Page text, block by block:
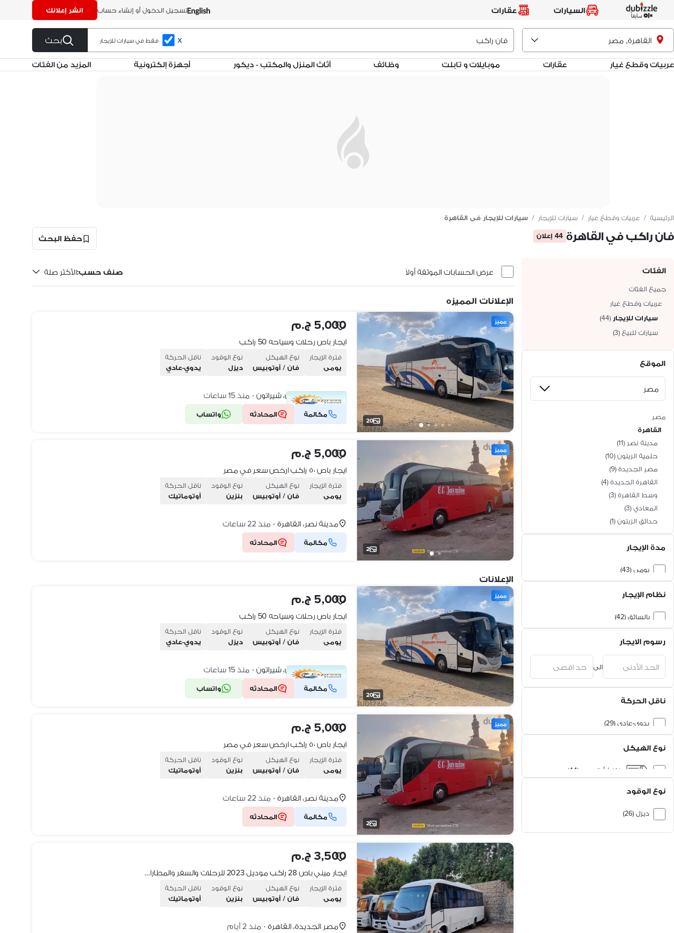
السيارات عقارات تسجيل الدخول أو إنشاء حساب انشر إعلانك
القاهرة, مَصر X فقط في سيارات للإيجار بحث
عربيات وقطع غيار عقارات موبايلات و تابلت وظائف أثاث المنزل والمكتب - ديكور أجهزة إلكترونية المزيد من الفئات
الرئيسية / عربيات وقطع غيار / سيارات للإيجار / سيارات للإيجار فى القاهرة
فان راكب في القاهرة 44 إعلان حفظ البحث
الفئات
جميع الفئات
عربيات وقطع غيار
سيارات للإيجار (
44
)
سيارات للبيع (
3
)
الموقع
مَصر
القاهرة
مدينة نصر (
11
)
حلمية الزيتون (
10
)
مصر الجديدة (
9
)
القاهرة الجديدة (
4
)
وسط القاهرة (
3
)
المعادي (
3
)
حدائق الزيتون (
1
)
الزاوية الحمراء (
1
)
شيراتون (
1
)
مدة الإيجار
يومى (43)
نظام الإيجار
بالسائق (42)
رسوم الايجار
الى
ناقل الحركة
يدوي-عادي (29)
نوع الهيكل
فان / أوتوبيس (44)
نوع الوقود
ديزل (26)
عرض الحسابات الموثقة أولاً صنف حسب:الأكثر صلة
الإعلانات المميزه
20
مميز 5,000 ج.م
ايجار باص رحلات وسياحه 50 راكب
فترة الإيجار
يومى
نوع الهيكل
فان / أوتوبيس
نوع الوقود
ديزل
ناقل الحركة
يدوي-عادي
مساكن شيراتون، شيراتون • منذ 15 ساعات
مكالمة المحادثه واتساب شركة موثقة
2
مميز 5,000 ج.م
ايجار باص ٥٠ راكب ارخص سعر في مصر
فترة الإيجار
يومى
نوع الهيكل
فان / أوتوبيس
نوع الوقود
بنزين
ناقل الحركة
أوتوماتيك
مدينة نصر، القاهرة • منذ 22 ساعات
مكالمة المحادثه
الإعلانات
20
مميز 5,000 ج.م
ايجار باص رحلات وسياحه 50 راكب
فترة الإيجار
يومى
نوع الهيكل
فان / أوتوبيس
نوع الوقود
ديزل
ناقل الحركة
يدوي-عادي
مساكن شيراتون، شيراتون • منذ 15 ساعات
مكالمة المحادثه واتساب شركة موثقة
2
مميز 5,000 ج.م
ايجار باص ٥٠ راكب ارخص سعر في مصر
فترة الإيجار
يومى
نوع الهيكل
فان / أوتوبيس
نوع الوقود
بنزين
ناقل الحركة
أوتوماتيك
مدينة نصر، القاهرة • منذ 22 ساعات
مكالمة المحادثه
3,500 ج.م
ايجار ميني باص 28 راكب موديل 2023 للرحلات والسفر والمطارات
فترة الإيجار
يومى
نوع الهيكل
فان / أوتوبيس
نوع الوقود
بنزين
ناقل الحركة
أوتوماتيك
مصر الجديدة، القاهرة • منذ 2 أيام